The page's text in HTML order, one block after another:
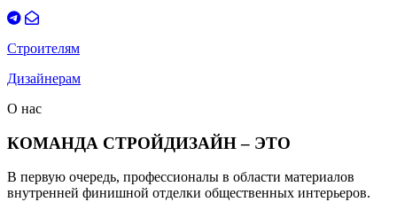
Строителям
Дизайнерам
О нас
КОМАНДА СТРОЙДИЗАЙН – ЭТО
В первую очередь, профессионалы в области материалов
внутренней финишной отделки общественных интерьеров.